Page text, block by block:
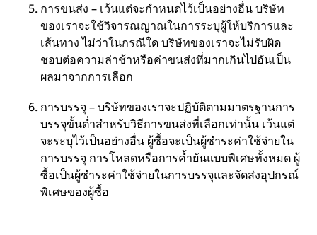
การขนส่ง – เว้นแต่จะกำหนดไว้เป็นอย่างอื่น บริษัท
ของเราจะใช้วิจารณญาณในการระบุผู้ให้บริการและ
เส้นทาง ไม่ว่าในกรณีใด บริษัทของเราจะไม่รับผิด
ชอบต่อความล่าช้าหรือค่าขนส่งที่มากเกินไปอันเป็น
ผลมาจากการเลือก
การบรรจุ – บริษัทของเราจะปฏิบัติตามมาตรฐานการ
บรรจุขั้นต่ำสำหรับวิธีการขนส่งที่เลือกเท่านั้น เว้นแต่
จะระบุไว้เป็นอย่างอื่น ผู้ซื้อจะเป็นผู้ชำระค่าใช้จ่ายใน
การบรรจุ การโหลดหรือการค้ำยันแบบพิเศษทั้งหมด ผู้
ซื้อเป็นผู้ชำระค่าใช้จ่ายในการบรรจุและจัดส่งอุปกรณ์
พิเศษของผู้ซื้อ